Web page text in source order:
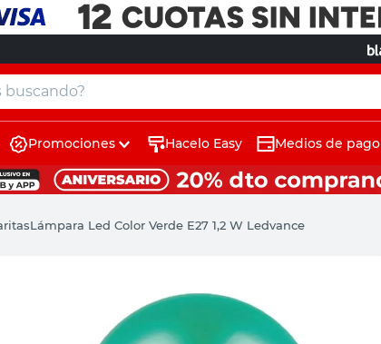
Promociones Hacelo Easy Medios de pago
Lámpara Led Color Verde E27 1,2 W Ledvance